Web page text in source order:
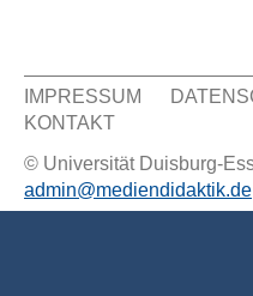
Sekundär Menü
IMPRESSUM
KONTAKT
© Universität Duisburg-
admin@mediendidaktik.de